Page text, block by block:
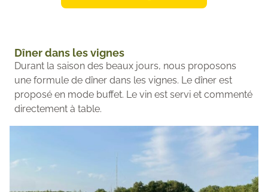
Dîner dans les vignes
Durant la saison des beaux jours, nous proposons
une formule de dîner dans les vignes. Le dîner est
proposé en mode buffet. Le vin est servi et commenté
directement à table.